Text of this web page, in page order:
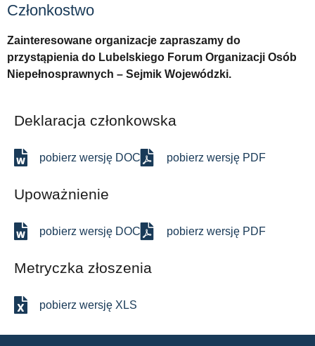
Członkostwo
Zainteresowane organizacje zapraszamy do
przystąpienia do Lubelskiego Forum Organizacji Osób
Niepełnosprawnych – Sejmik Wojewódzki.
Deklaracja członkowska
pobierz wersję DOC pobierz wersję PDF
Upoważnienie
pobierz wersję DOC pobierz wersję PDF
Metryczka złoszenia
pobierz wersję XLS